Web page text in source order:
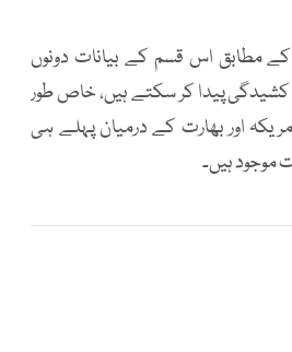
کے مطابق اس قسم کے بیانات دونوں
پیدا کر سکتے ہیں، خاص طور
اور بھارت کے درمیان پہلے ہی
موجود ہیں۔